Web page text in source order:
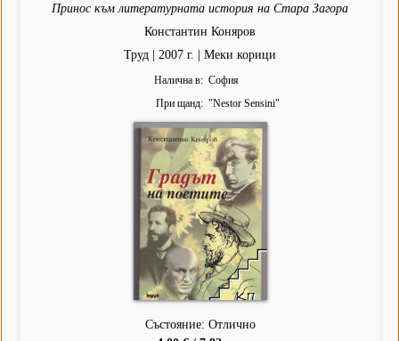
Принос към литературната история на Стара Загора
Константин Коняров
Труд | 2007 г. | Меки корици
Налична в
София
При щанд
"Nestor Sensini"
Състояние: Отлично